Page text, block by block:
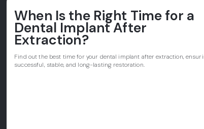
When Is the Right Time for a
Dental Implant After
Extraction?
Find out the best time for your dental implant after extraction,
successful, stable, and long-lasting restoration.